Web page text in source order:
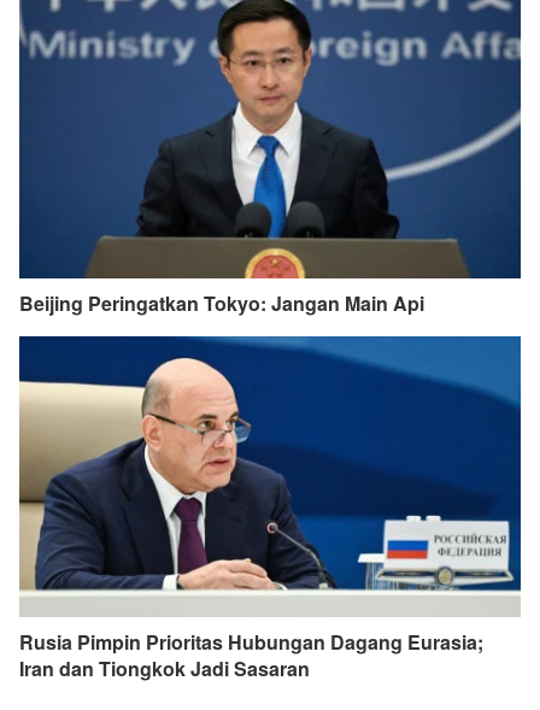
Beijing Peringatkan Tokyo: Jangan Main Api
Rusia Pimpin Prioritas Hubungan Dagang Eurasia;
Iran dan Tiongkok Jadi Sasaran